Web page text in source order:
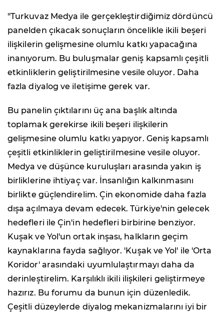
"Turkuvaz Medya ile gerçekleştirdiğimiz dördüncü
panelden çıkacak sonuçların öncelikle ikili beşeri
ilişkilerin gelişmesine olumlu katkı yapacağına
inanıyorum. Bu buluşmalar geniş kapsamlı çeşitli
etkinliklerin geliştirilmesine vesile oluyor. Daha
fazla diyalog ve iletişime gerek var.
Bu panelin çıktılarını üç ana başlık altında
toplamak gerekirse ikili beşeri ilişkilerin
gelişmesine olumlu katkı yapıyor. Geniş kapsamlı
çeşitli etkinliklerin geliştirilmesine vesile oluyor.
Medya ve düşünce kuruluşları arasında yakın iş
birliklerine ihtiyaç var. İnsanlığın kalkınmasını
birlikte güçlendirelim. Çin ekonomide daha fazla
dışa açılmaya devam edecek. Türkiye'nin gelecek
hedefleri ile Çin'in hedefleri birbirine benziyor.
Kuşak ve Yol'un ortak inşası, halkların geçim
kaynaklarına fayda sağlıyor. 'Kuşak ve Yol' ile 'Orta
Koridor' arasındaki uyumlulaştırmayı daha da
derinleştirelim. Karşılıklı ikili ilişkileri geliştirmeye
hazırız. Bu forumu da bunun için düzenledik.
Çeşitli düzeylerde diyalog mekanizmalarını iyi bir